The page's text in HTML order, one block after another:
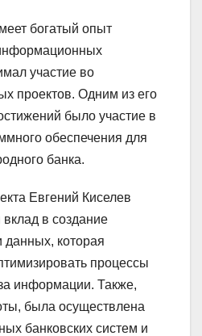
богатый опыт
участие во
проектов. Одним из его
было участие в
обеспечения для
банка.
Евгений Киселев
в создание
данных, которая
процессы
информации. Также,
была осуществлена
банковских систем и